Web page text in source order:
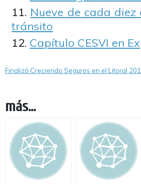
Nueve de cada
tránsito
Capítulo CESVI en
Finalizó Creciendo Seguros en el Litoral
más...